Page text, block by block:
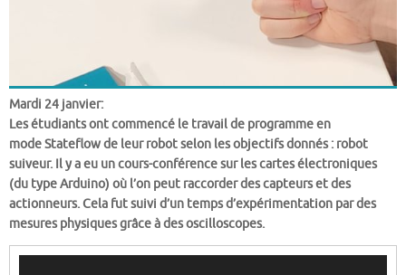
Mardi 24 janvier:
Les étudiants ont commencé le travail de programme en
mode Stateflow de leur robot selon les objectifs donnés : robot
suiveur. Il y a eu un cours-conférence sur les cartes électroniques
(du type Arduino) où l’on peut raccorder des capteurs et des
actionneurs. Cela fut suivi d’un temps d’expérimentation par des
mesures physiques grâce à des oscilloscopes.